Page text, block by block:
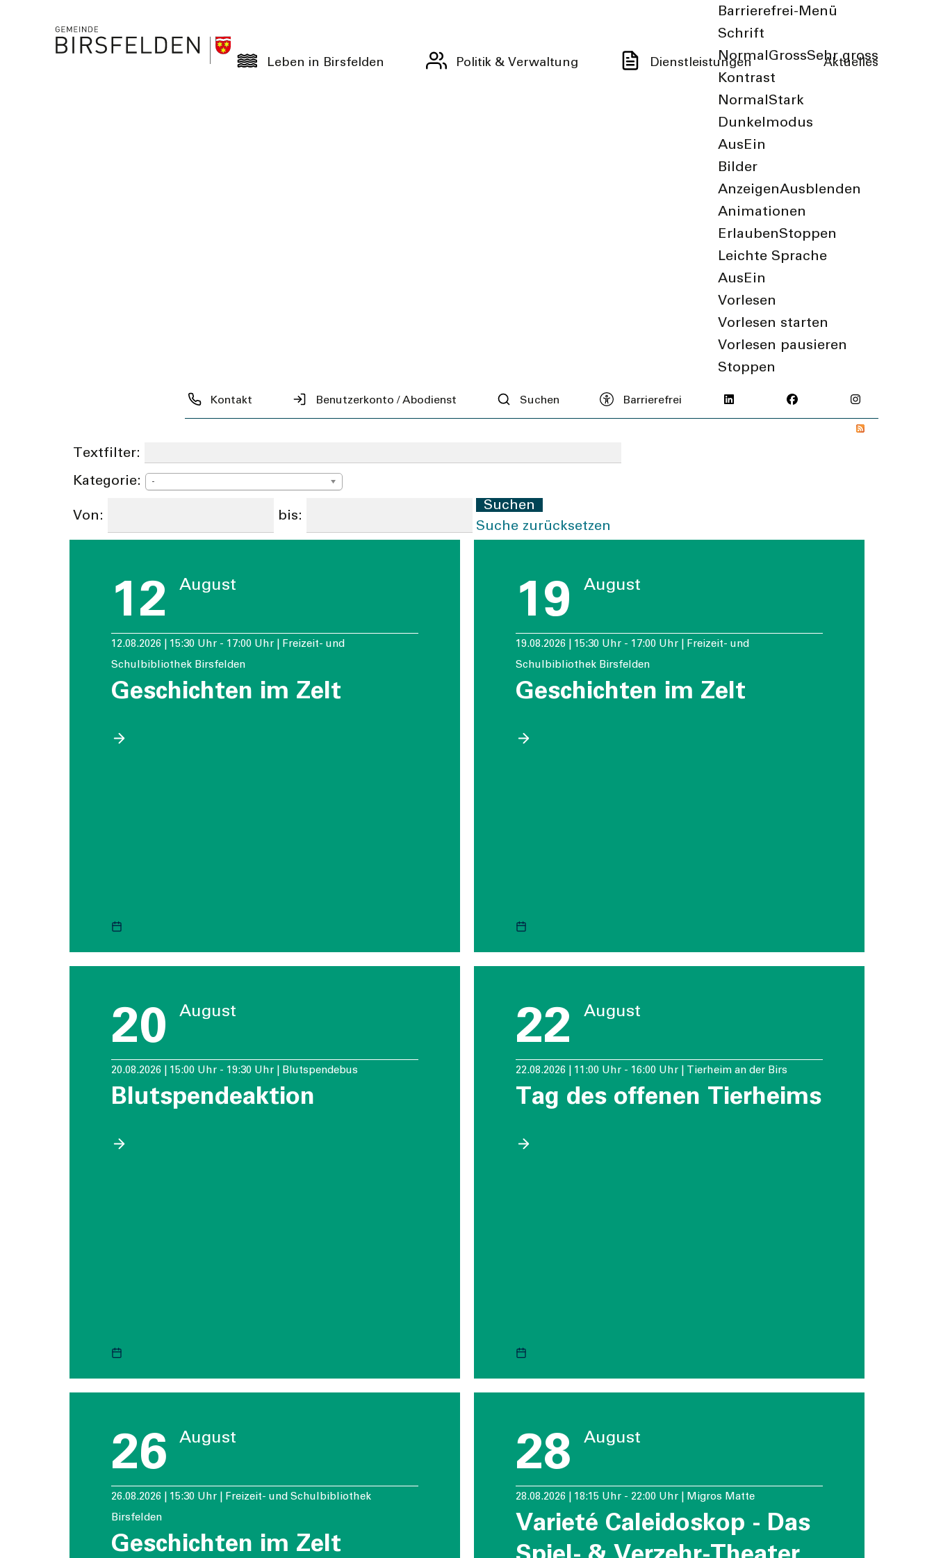
Barrierefrei-Menü
Schrift
Normal GrossSehr gross
Kontrast
Normal Stark
Dunkelmodus
Aus Ein
Bilder
AnzeigenAusblenden
Animationen
ErlaubenStoppen
Leichte Sprache
Aus Ein
Vorlesen
Vorlesen starten
Vorlesen pausieren
Stoppen
Kontakt Benutzerkonto / Abodienst Suchen Barrierefrei
Leben in Birsfelden Politik & Verwaltung Dienstleistungen Aktuelles
Anlässe abonnieren
Textfilter:
Kategorie: -
Von: bis:
Suchen
Suche zurücksetzen
12 August
12.08.2026 | 15:30 Uhr - 17:00 Uhr | Freizeit- und
Schulbibliothek Birsfelden
Geschichten im Zelt
19 August
19.08.2026 | 15:30 Uhr - 17:00 Uhr | Freizeit- und
Schulbibliothek Birsfelden
Geschichten im Zelt
20 August
20.08.2026 | 15:00 Uhr - 19:30 Uhr | Blutspendebus
Blutspendeaktion
22 August
22.08.2026 | 11:00 Uhr - 16:00 Uhr | Tierheim an der Birs
Tag des offenen Tierheims
26 August
26.08.2026 | 15:30 Uhr | Freizeit- und Schulbibliothek
Birsfelden
Geschichten im Zelt
28 August
28.08.2026 | 18:15 Uhr - 22:00 Uhr | Migros Matte
Varieté Caleidoskop - Das